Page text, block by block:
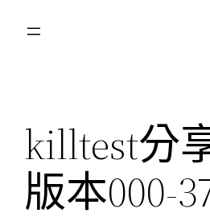
killtest分
版本000-